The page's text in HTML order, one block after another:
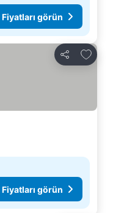
Fiyatları görün
Paylaş
Fiyatları görün